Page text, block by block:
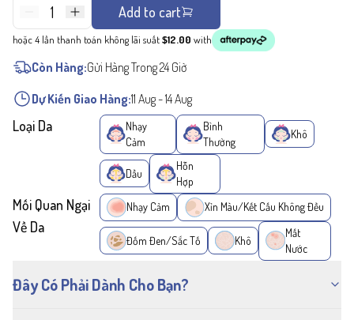
1 Add to cart
hoặc 4 lần thanh toán không lãi suất$12.00 with
Còn Hàng:Gửi Hàng Trong 24 Giờ
Dự Kiến Giao Hàng:11 Aug-14 Aug
Loại Da
Nhạy
Cảm
Bình
Thường
Khô
Dầu
Hỗn
Hợp
Mối Quan Ngại
Về Da
Nhạy Cảm Xỉn Màu/Kết Cấu Không Đều
Đốm Đen/Sắc Tố Khô
Mất
Nước
Đây Có Phải Dành Cho Bạn?